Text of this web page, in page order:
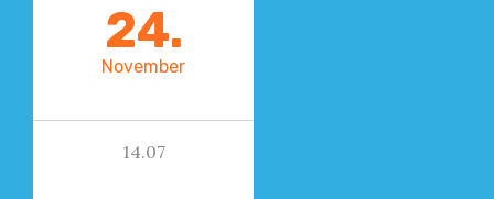
24.
November
14.07